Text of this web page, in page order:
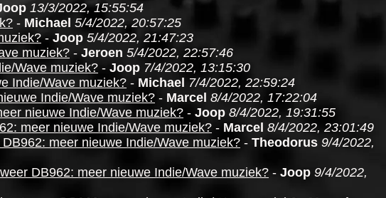
13/3/2022, 15:55:54
- Michael 5/4/2022, 20:57:25
- Joop 5/4/2022, 21:47:23
muziek? - Jeroen 5/4/2022, 22:57:46
Wave muziek? - Joop 7/4/2022, 13:15:30
Indie/Wave muziek? - Michael 7/4/2022, 22:59:24
Indie/Wave muziek? - Marcel 8/4/2022, 17:22:04
nieuwe Indie/Wave muziek? - Joop 8/4/2022, 19:31:55
meer nieuwe Indie/Wave muziek? - Marcel 8/4/2022, 23:01:49
meer nieuwe Indie/Wave muziek? - Theodorus 9/4/2022,
DB962: meer nieuwe Indie/Wave muziek? - Joop 9/4/2022,